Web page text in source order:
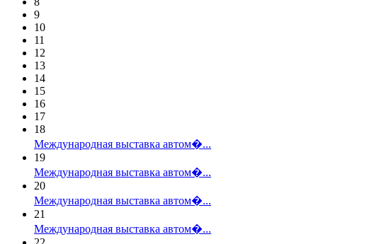
9
10
11
12
13
14
15
16
17
18
Международная выставка автом�...
19
Международная выставка автом�...
20
Международная выставка автом�...
21
Международная выставка автом�...